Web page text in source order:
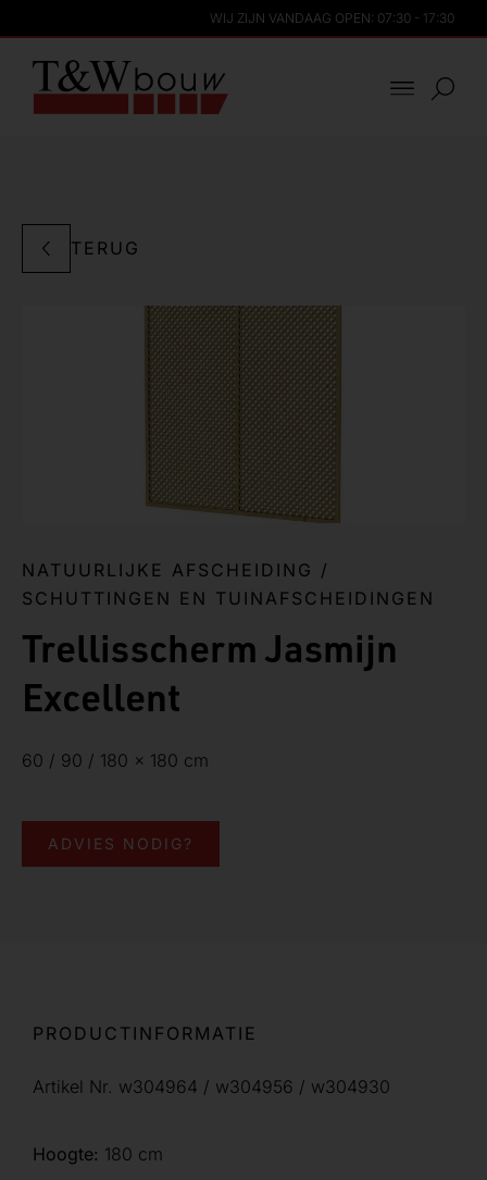
WIJ ZIJN VANDAAG OPEN: 07:30 - 17:30
TERUG
NATUURLIJKE AFSCHEIDING /
SCHUTTINGEN EN TUINAFSCHEIDINGEN
Trellisscherm Jasmijn
Excellent
60 / 90 / 180 x 180 cm
ADVIES NODIG?
PRODUCTINFORMATIE
Artikel Nr. w304964 / w304956 / w304930
Hoogte: 180 cm